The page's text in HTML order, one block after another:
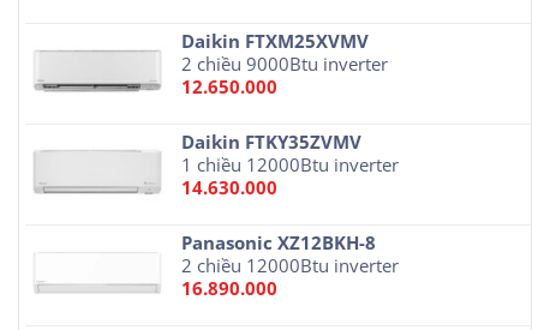
Daikin FTXM25XVMV
2 chiều 9000Btu inverter
12.650.000
Daikin FTKY35ZVMV
1 chiều 12000Btu inverter
14.630.000
Panasonic XZ12BKH-8
2 chiều 12000Btu inverter
16.890.000